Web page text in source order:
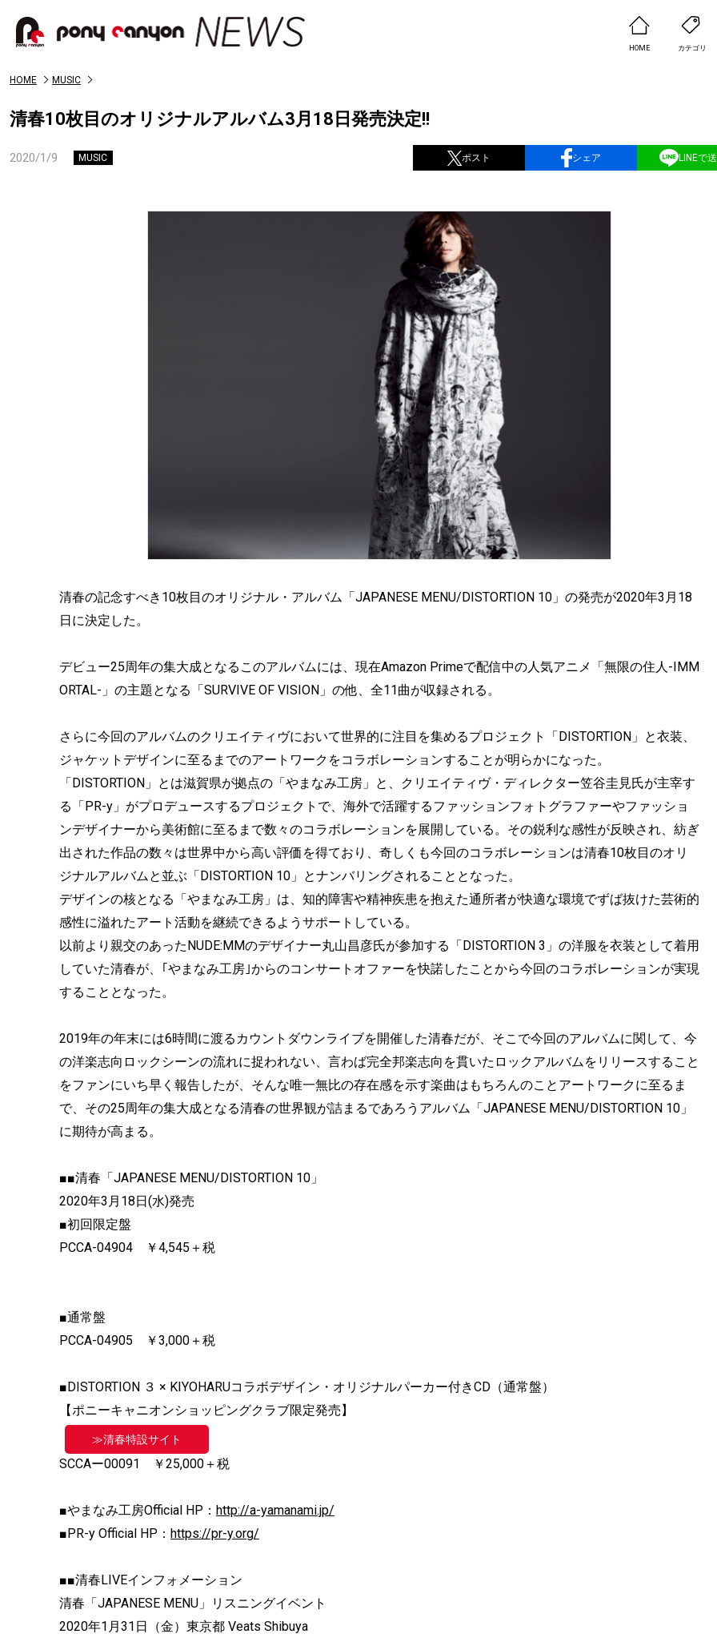
HOME カテゴリ
HOME MUSIC
清春10枚目のオリジナルアルバム3月18日発売決定!!
2020/1/9 MUSIC ポスト シェア LINEで
清春の記念すべき10枚目のオリジナル・アルバム「JAPANESE MENU/DISTORTION 10」の発売が2020年3月18
日に決定した。
デビュー25周年の集大成となるこのアルバムには、現在Amazon Primeで配信中の人気アニメ「無限の住人-IMM
ORTAL-」の主題となる「SURVIVE OF VISION」の他、全11曲が収録される。
さらに今回のアルバムのクリエイティヴにおいて世界的に注目を集めるプロジェクト「DISTORTION」と衣装、
ジャケットデザインに至るまでのアートワークをコラボレーションすることが明らかになった。
「DISTORTION」とは滋賀県が拠点の「やまなみ工房」と、クリエイティヴ・ディレクター笠谷圭見氏が主宰す
る「PR-y」がプロデュースするプロジェクトで、海外で活躍するファッションフォトグラファーやファッショ
ンデザイナーから美術館に至るまで数々のコラボレーションを展開している。その鋭利な感性が反映され、紡ぎ
出された作品の数々は世界中から高い評価を得ており、奇しくも今回のコラボレーションは清春10枚目のオリ
ジナルアルバムと並ぶ「DISTORTION 10」とナンバリングされることとなった。
デザインの核となる「やまなみ工房」は、知的障害や精神疾患を抱えた通所者が快適な環境でずば抜けた芸術的
感性に溢れたアート活動を継続できるようサポートしている。
以前より親交のあったNUDE:MMのデザイナー丸山昌彦氏が参加する「DISTORTION 3」の洋服を衣装として着用
していた清春が、｢やまなみ工房｣からのコンサートオファーを快諾したことから今回のコラボレーションが実現
することとなった。
2019年の年末には6時間に渡るカウントダウンライブを開催した清春だが、そこで今回のアルバムに関して、今
の洋楽志向ロックシーンの流れに捉われない、言わば完全邦楽志向を貫いたロックアルバムをリリースすること
をファンにいち早く報告したが、そんな唯一無比の存在感を示す楽曲はもちろんのことアートワークに至るま
で、その25周年の集大成となる清春の世界観が詰まるであろうアルバム「JAPANESE MENU/DISTORTION 10」
に期待が高まる。
■■清春「JAPANESE MENU/DISTORTION 10」
2020年3月18日(水)発売
■初回限定盤
PCCA-04904 ￥4,545＋税
■通常盤
PCCA-04905 ￥3,000＋税
■DISTORTION ３ × KIYOHARUコラボデザイン・オリジナルパーカー付きCD（通常盤）
【ポニーキャニオンショッピングクラブ限定発売】
≫清春特設サイト
SCCAー00091 ￥25,000＋税
■やまなみ工房Official HP： http://a-yamanami.jp/
■PR-y Official HP： https://pr-y.org/
■■清春LIVEインフォメーション
清春「JAPANESE MENU」リスニングイベント
2020年1月31日（金）東京都 Veats Shibuya